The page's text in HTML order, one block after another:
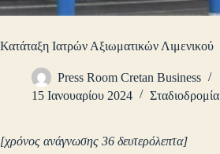
Κατάταξη Ιατρών Αξιωματικών Λιμενικού
Press Room Cretan Business
15 Ιανουαρίου 2024
Σταδιοδρομία
[χρόνος ανάγνωσης 36 δευτερόλεπτα]